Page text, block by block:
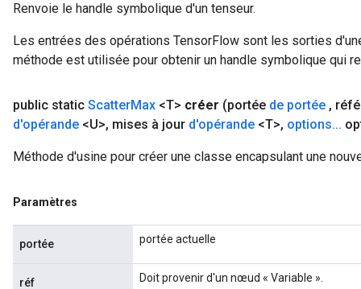
Renvoie le handle symbolique d'un tenseur.
Les entrées des opérations TensorFlow sont les sorties
méthode est utilisée pour obtenir un handle symbolique qui
public static ScatterMax <T> créer (portée de portée ,
d'opérande <U>, mises à jour d'opérande <T>, options...
Méthode d'usine pour créer une classe encapsulant une
Paramètres
portée portée actuelle
réf Doit provenir d'un nœud « Variable ».